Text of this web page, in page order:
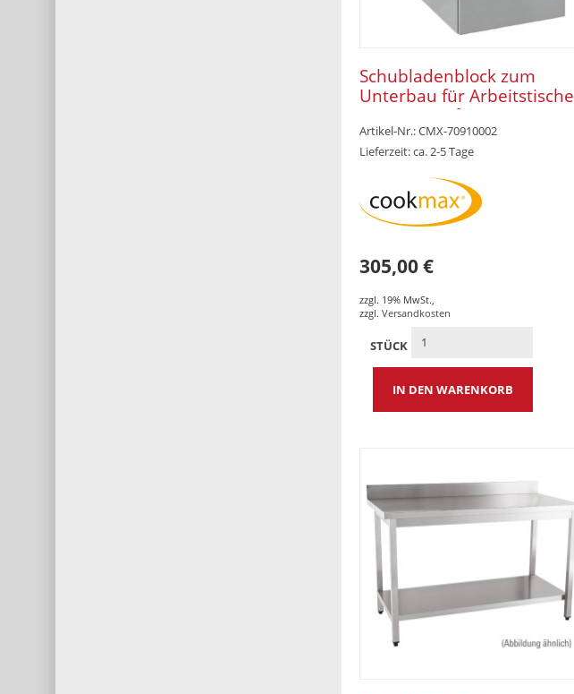
Schubladenblock zum
Unterbau für Arbeitstische
600 mm Tiefe
Artikel-Nr.: CMX-70910002
Lieferzeit: ca. 2-5 Tage
305,00 €
zzgl. 19% MwSt.
zzgl. Versandkosten
STÜCK
IN DEN WARENKORB